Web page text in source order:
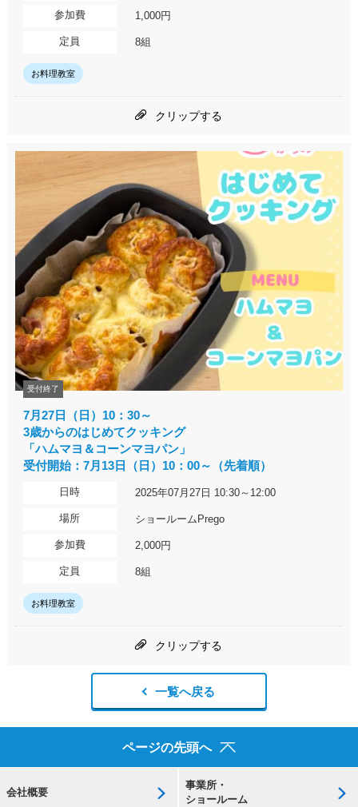
参加費 1,000円
定員 8組
お料理教室
クリップする
受付終了
7月27日（日）10：30～
3歳からのはじめてクッキング
「ハムマヨ＆コーンマヨパン」
受付開始：7月13日（日）10：00～（先着順）
日時 2025年07月27日 10:30～12:00
場所 ショールームPrego
参加費 2,000円
定員 8組
お料理教室
クリップする
一覧へ戻る
ページの先頭へ
会社概要
事業所・
ショールーム